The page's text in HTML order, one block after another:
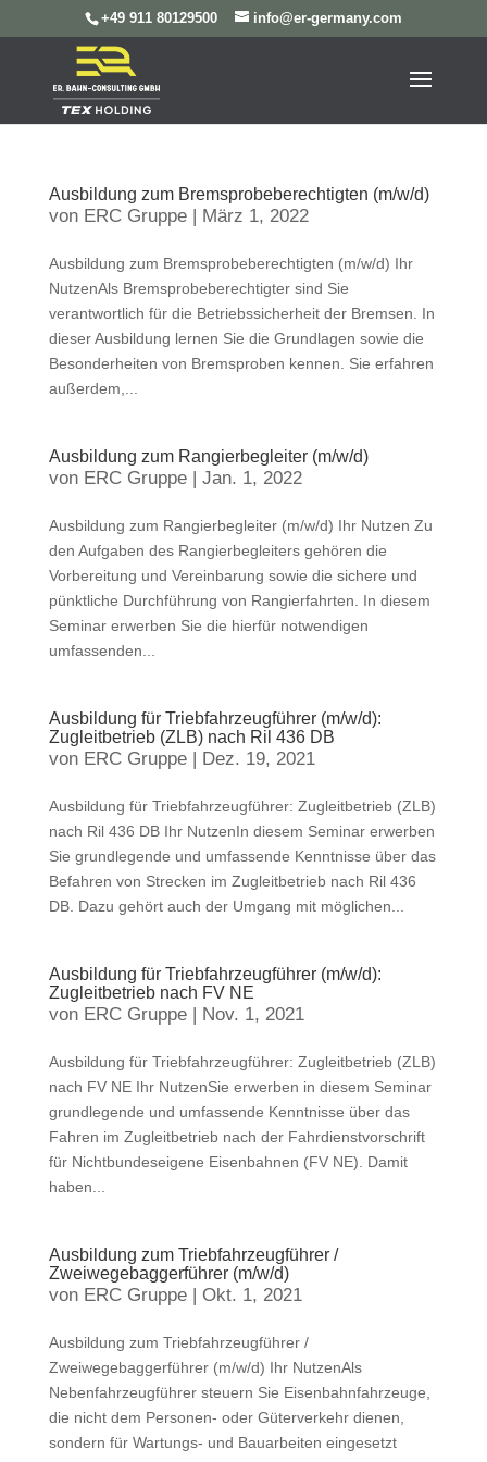
+49 911 80129500 info@er-germany.com
Ausbildung zum Bremsprobeberechtigten (m/w/d)
von ERC Gruppe| März 1, 2022
Ausbildung zum Bremsprobeberechtigten (m/w/d) Ihr
NutzenAls Bremsprobeberechtigter sind Sie
verantwortlich für die Betriebssicherheit der Bremsen. In
dieser Ausbildung lernen Sie die Grundlagen sowie die
Besonderheiten von Bremsproben kennen. Sie erfahren
außerdem,...
Ausbildung zum Rangierbegleiter (m/w/d)
von ERC Gruppe| Jan. 1, 2022
Ausbildung zum Rangierbegleiter (m/w/d) Ihr Nutzen Zu
den Aufgaben des Rangierbegleiters gehören die
Vorbereitung und Vereinbarung sowie die sichere und
pünktliche Durchführung von Rangierfahrten. In diesem
Seminar erwerben Sie die hierfür notwendigen
umfassenden...
Ausbildung für Triebfahrzeugführer (m/w/d):
Zugleitbetrieb (ZLB) nach Ril 436 DB
von ERC Gruppe| Dez. 19, 2021
Ausbildung für Triebfahrzeugführer: Zugleitbetrieb (ZLB)
nach Ril 436 DB Ihr NutzenIn diesem Seminar erwerben
Sie grundlegende und umfassende Kenntnisse über das
Befahren von Strecken im Zugleitbetrieb nach Ril 436
DB. Dazu gehört auch der Umgang mit möglichen...
Ausbildung für Triebfahrzeugführer (m/w/d):
Zugleitbetrieb nach FV NE
von ERC Gruppe| Nov. 1, 2021
Ausbildung für Triebfahrzeugführer: Zugleitbetrieb (ZLB)
nach FV NE Ihr NutzenSie erwerben in diesem Seminar
grundlegende und umfassende Kenntnisse über das
Fahren im Zugleitbetrieb nach der Fahrdienstvorschrift
für Nichtbundeseigene Eisenbahnen (FV NE). Damit
haben...
Ausbildung zum Triebfahrzeugführer /
Zweiwegebaggerführer (m/w/d)
von ERC Gruppe| Okt. 1, 2021
Ausbildung zum Triebfahrzeugführer /
Zweiwegebaggerführer (m/w/d) Ihr NutzenAls
Nebenfahrzeugführer steuern Sie Eisenbahnfahrzeuge,
die nicht dem Personen- oder Güterverkehr dienen,
sondern für Wartungs- und Bauarbeiten eingesetzt